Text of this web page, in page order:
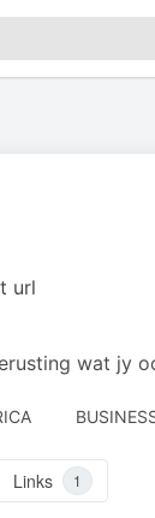
url
wat jy
Links 1